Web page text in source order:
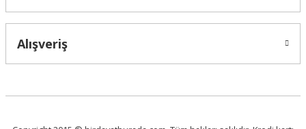
Alışveriş